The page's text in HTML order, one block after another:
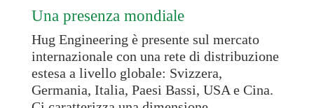
Una presenza mondiale
Hug Engineering è presente sul mercato
internazionale con una rete di distribuzione
estesa a livello globale: Svizzera,
Germania, Italia, Paesi Bassi, USA e Cina.